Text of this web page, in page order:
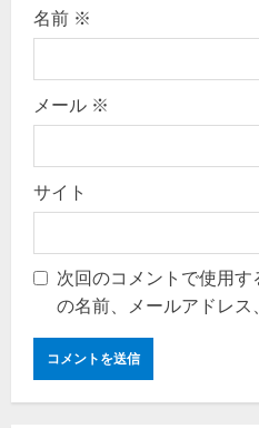
名前 ※
メール ※
サイト
次回のコメントで使用
の名前、メールアドレス